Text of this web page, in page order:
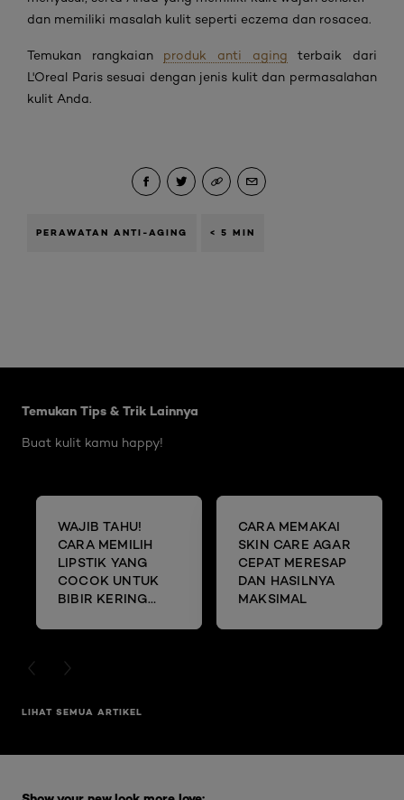
dan memiliki masalah kulit seperti eczema dan rosacea.
Temukan rangkaian produk anti aging terbaik dari
L'Oreal Paris sesuai dengan jenis kulit dan permasalahan
kulit Anda.
PERAWATAN ANTI-AGING < 5 MIN
Temukan Tips & Trik Lainnya
Buat kulit kamu happy!
WAJIB TAHU!
CARA MEMILIH
LIPSTIK YANG
COCOK UNTUK
BIBIR KERING
CARA MEMAKAI
SKIN CARE AGAR
CEPAT MERESAP
DAN HASILNYA
MAKSIMAL
PREVIOUS CARD
NEXT CARD
LIHAT SEMUA ARTIKEL